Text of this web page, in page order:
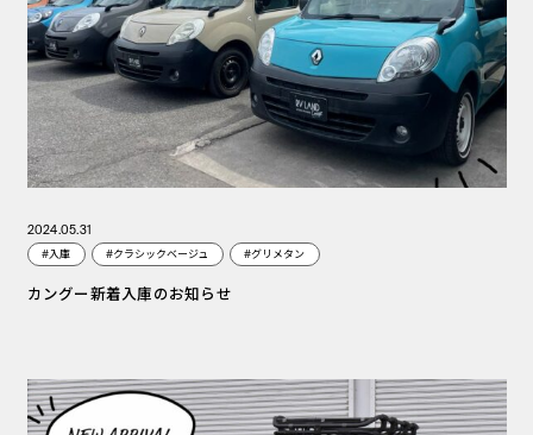
2024.05.31
#入庫 #クラシックベージュ #グリメタン
カングー新着入庫のお知らせ